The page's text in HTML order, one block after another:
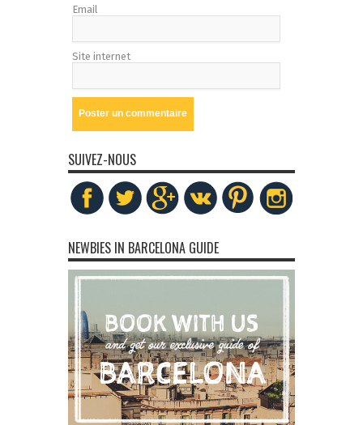
Email
Site internet
SUIVEZ-NOUS
NEWBIES IN BARCELONA GUIDE